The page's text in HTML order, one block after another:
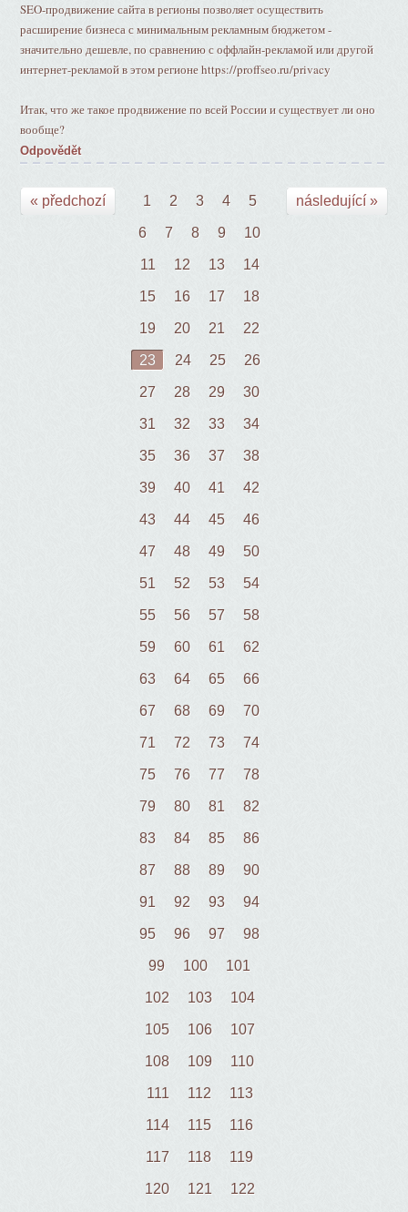
SEO-продвижение сайта в регионы позволяет осуществить
расширение бизнеса с минимальным рекламным бюджетом -
значительно дешевле, по сравнению с оффлайн-рекламой или другой
интернет-рекламой в этом регионе https://proffseo.ru/privacy
Итак, что же такое продвижение по всей России и существует ли оно
вообще?
Odpovědět
« předchozí 1 2 3 4 5
6 7 8 9 10
11 12 13 14
15 16 17 18
19 20 21 22
23 24 25 26
27 28 29 30
31 32 33 34
35 36 37 38
39 40 41 42
43 44 45 46
47 48 49 50
51 52 53 54
55 56 57 58
59 60 61 62
63 64 65 66
67 68 69 70
71 72 73 74
75 76 77 78
79 80 81 82
83 84 85 86
87 88 89 90
91 92 93 94
95 96 97 98
99 100 101
102 103 104
105 106 107
108 109 110
111 112 113
114 115 116
117 118 119
120 121 122
následující »